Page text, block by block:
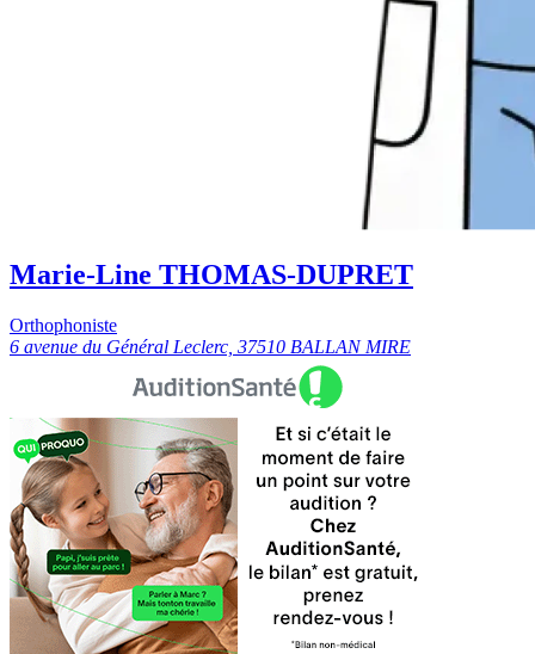
Marie-Line THOMAS-DUPRET
Orthophoniste
6 avenue du Général Leclerc, 37510 BALLAN MIRE